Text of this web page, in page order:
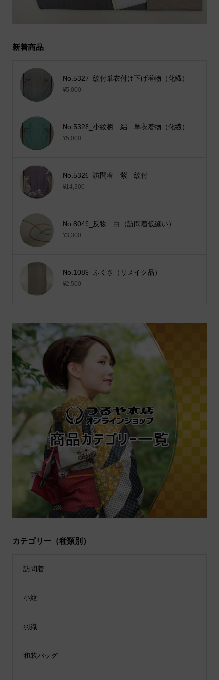
新着商品
No.5327_紋付単衣付け下げ着物（化繊）
¥5,000
No.5328_小紋柄 絽 単衣着物（化繊）
¥5,000
No.5326_訪問着 紫 紋付
¥14,300
No.8049_反物 白（訪問着仮縫い）
¥3,300
No.1089_ふくさ（リメイク品）
¥2,500
カテゴリー（種類別）
訪問着
小紋
羽織
和装バッグ